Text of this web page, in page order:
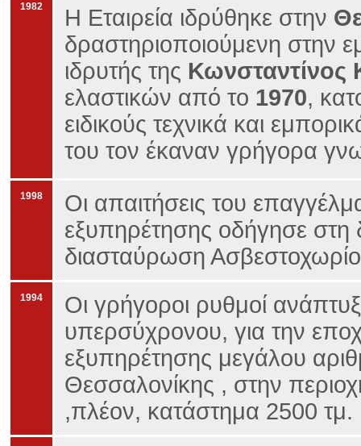
1982 Η Εταιρεία ιδρύθηκε στην
δραστηριοποιούμενη στην
ιδρυτής της Κωνσταντίνος
ελαστικών από το 1970,
ειδικούς τεχνικά και
του τον έκαναν γρήγορα
1998
Οι απαιτήσεις του
εξυπηρέτησης οδήγησε στη
διασταύρωση
1994
Οι γρήγοροι ρυθμοί
υπερσύχρονου, για την
εξυπηρέτησης μεγάλου
Θεσσαλονίκης , στην
,πλέον, κατάστημα 2500 τμ.